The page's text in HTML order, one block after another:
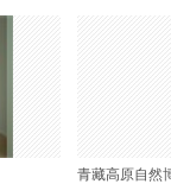
青藏高原自然